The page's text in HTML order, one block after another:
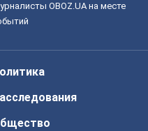
OBOZ.UA на месте